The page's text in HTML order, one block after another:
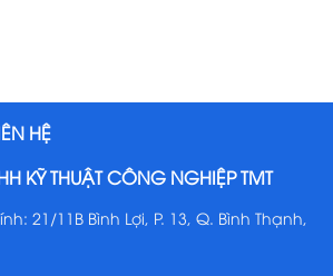
HỆ
KỸ THUẬT CÔNG NGHIỆP TMT
21/11B Bình Lợi, P. 13, Q. Bình Thạnh,